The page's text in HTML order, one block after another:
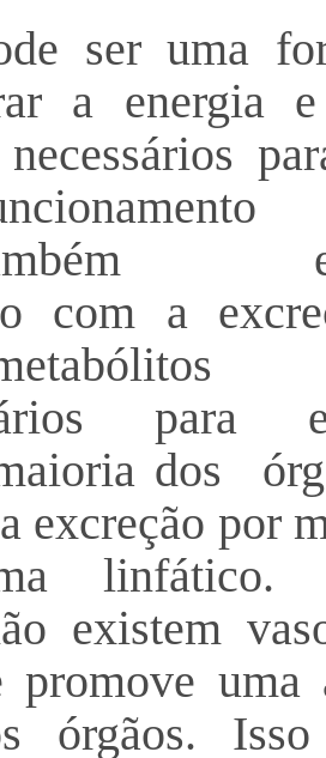
ser uma
a energia
com a
para
dos
excreção por
linfático.
existem
promove uma
órgãos.